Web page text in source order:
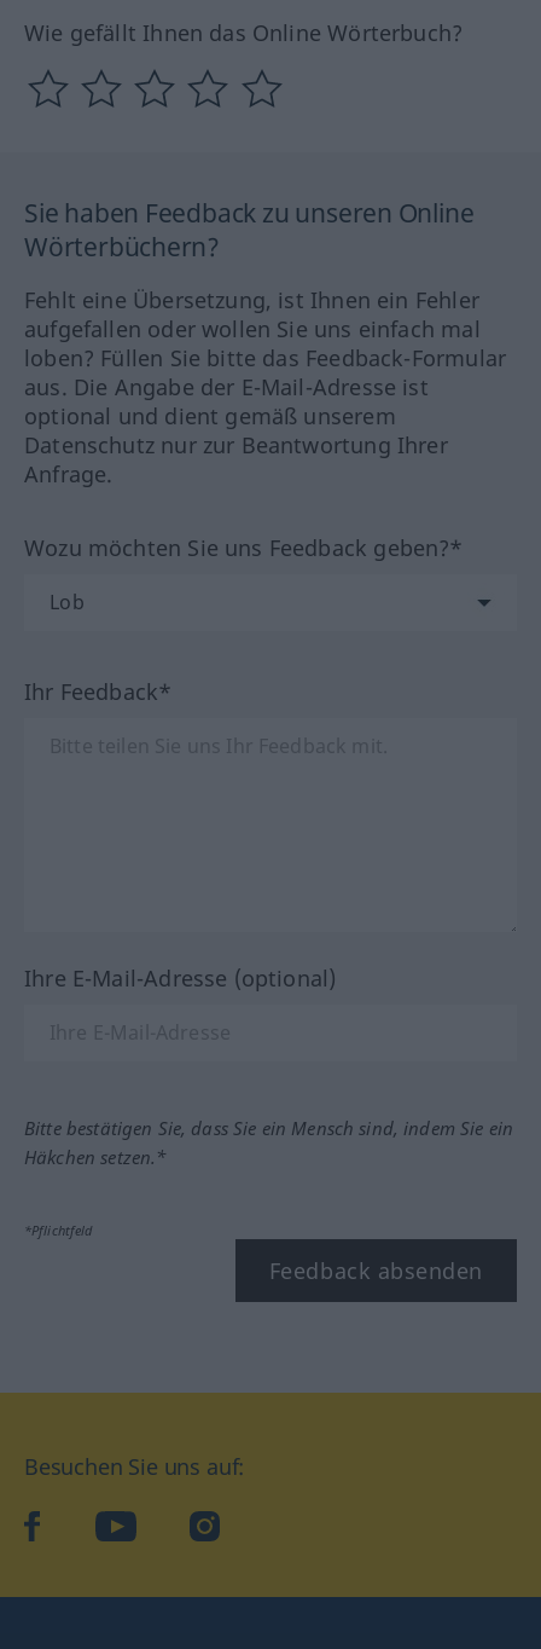
Wie gefällt Ihnen das Online Wörterbuch?
Sie haben Feedback zu unseren Online
Wörterbüchern?
Fehlt eine Übersetzung, ist Ihnen ein Fehler
aufgefallen oder wollen Sie uns einfach mal
loben? Füllen Sie bitte das Feedback-Formular
aus. Die Angabe der E-Mail-Adresse ist
optional und dient gemäß unserem
Datenschutz nur zur Beantwortung Ihrer
Anfrage.
Wozu möchten Sie uns Feedback geben?*
Ihr Feedback*
Ihre E-Mail-Adresse (optional)
Bitte bestätigen Sie, dass Sie ein Mensch sind, indem Sie ein
Häkchen setzen.*
*Pflichtfeld
Feedback absenden
Besuchen Sie uns auf:
facebookYouTube Instagram